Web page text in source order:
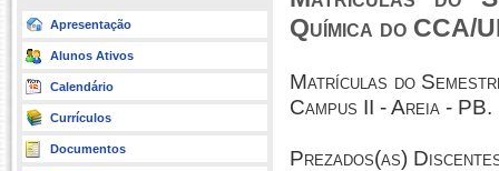
Apresentação
Alunos Ativos
Calendário
Currículos
Documentos
Química do CCA/
Matrículas do
Campus II - Areia - PB.
Prezados(as)